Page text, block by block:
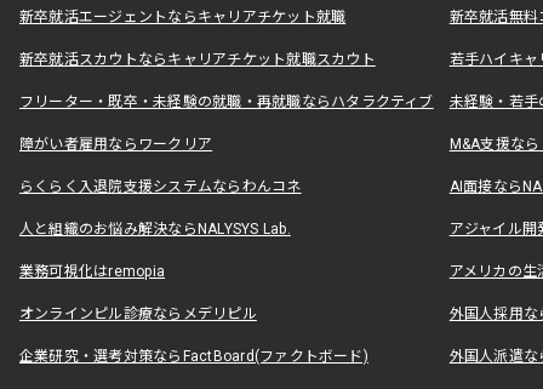
新卒就活エージェントならキャリアチケット就職 新卒就活無料
新卒就活スカウトならキャリアチケット就職スカウト 若手ハイキ
フリーター・既卒・未経験の就職・再就職ならハタラクティブ 未経験・若手
障がい者雇用ならワークリア M&A支援な
らくらく入退院支援システムならわんコネ AI面接なら
人と組織のお悩み解決ならNALYSYS Lab. アジャイル
業務可視化はremopia アメリカの
オンラインピル診療ならメデリピル 外国人採用
企業研究・選考対策ならFactBoard(ファクトボード) 外国人派遣な